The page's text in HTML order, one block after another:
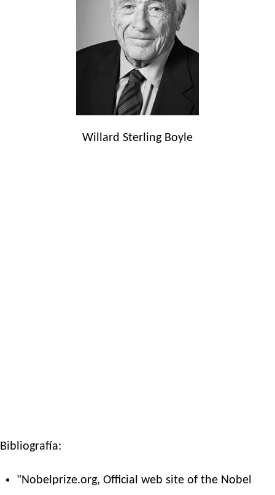
Willard Sterling Boyle
Bibliografía:
"Nobelprize.org, Official web site of the Nobel